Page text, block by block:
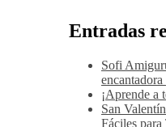
Entradas
Sofi
¡Aprende a
San
Fáciles